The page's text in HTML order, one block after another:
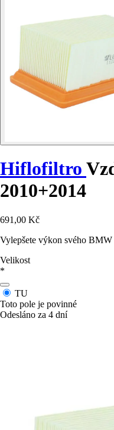
Hiflofiltro
2010+2014
691,00 Kč
Vylepšete výkon svého
Velikost
*
TU
Toto pole je povinné
Odesláno za 4 dní